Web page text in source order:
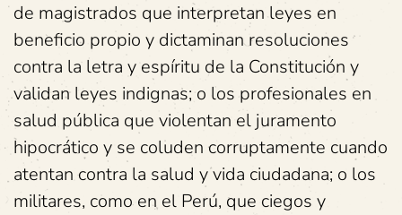
de magistrados que interpretan leyes en
beneficio propio y dictaminan resoluciones
contra la letra y espíritu de la Constitución y
validan leyes indignas; o los profesionales en
salud pública que violentan el juramento
hipocrático y se coluden corruptamente cuando
atentan contra la salud y vida ciudadana; o los
militares, como en el Perú, que ciegos y